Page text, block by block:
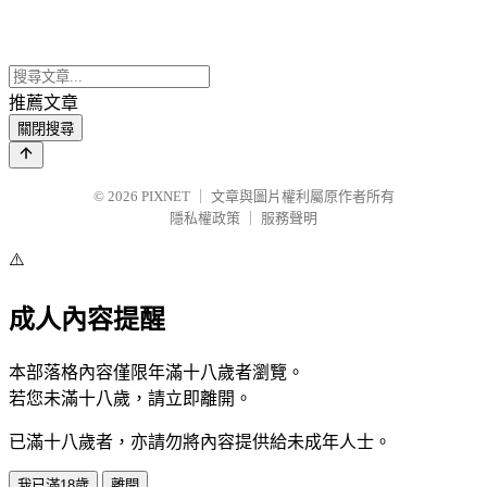
推薦文章
關閉搜尋
© 2026 PIXNET
文章與圖片權利屬原作者所有
隱私權政策
服務聲明
⚠️
成人內容提醒
本部落格內容僅限年滿十八歲者瀏覽。
若您未滿十八歲，請立即離開。
已滿十八歲者，亦請勿將內容提供給未成年人士。